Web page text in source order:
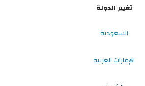
تغيير الدولة
السعودية
الإمارات العربية